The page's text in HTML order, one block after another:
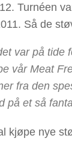
Turnéen
Så de
var på
vår Meat
fra den
på et så
kjøpe nye